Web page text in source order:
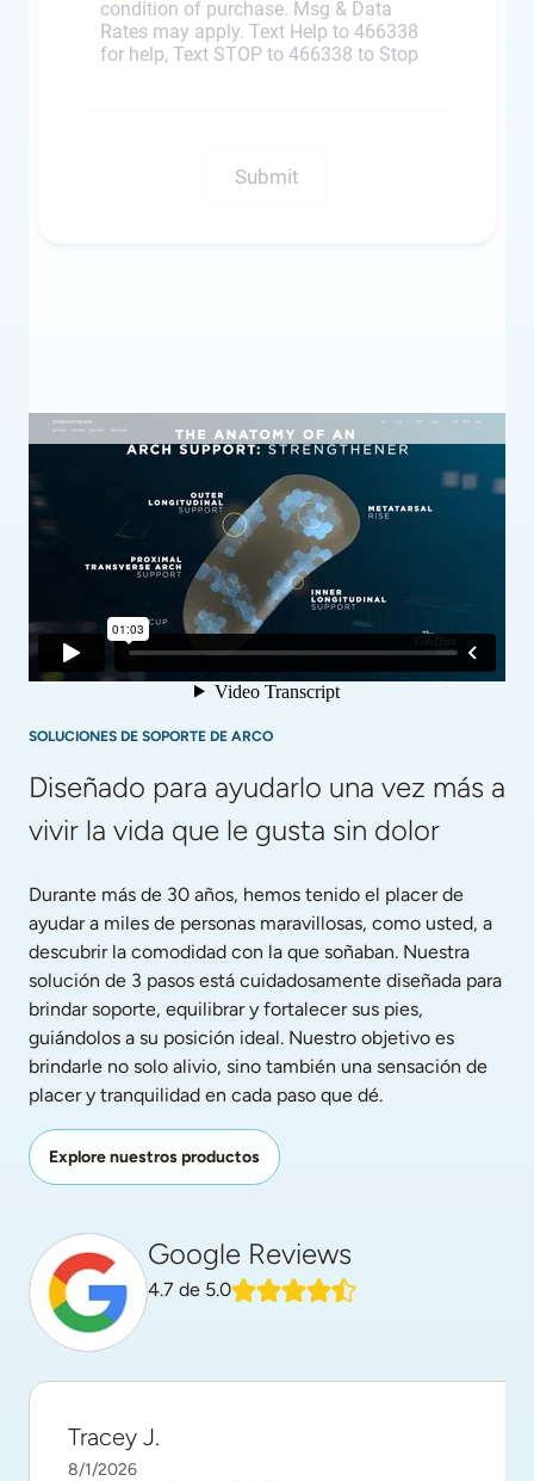
SOLUCIONES DE SOPORTE DE ARCO
Diseñado para ayudarlo una vez más a
vivir la vida que le gusta sin dolor
Durante más de 30 años, hemos tenido el placer de
ayudar a miles de personas maravillosas, como usted, a
descubrir la comodidad con la que soñaban. Nuestra
solución de 3 pasos está cuidadosamente diseñada para
brindar soporte, equilibrar y fortalecer sus pies,
guiándolos a su posición ideal. Nuestro objetivo es
brindarle no solo alivio, sino también una sensación de
placer y tranquilidad en cada paso que dé.
Explore nuestros productos
Google Reviews
4.7 de 5.0
Tracey J.
8/1/2026